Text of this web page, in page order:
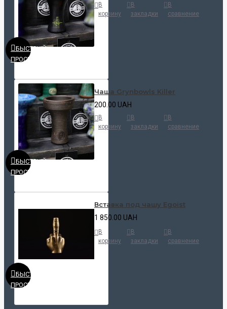
БЫСТРЫЙ
ПРОСМОТР
В
корзину
В
закладки
В
сравнение
БЫСТРЫЙ
ПРОСМОТР
Чаша Grynbowls Killer
200.00 UAH
В
корзину
В
закладки
В
сравнение
БЫСТРЫЙ
ПРОСМОТР
Вставка под чашу Egoist
1 850.00 UAH
В
корзину
В
закладки
В
сравнение